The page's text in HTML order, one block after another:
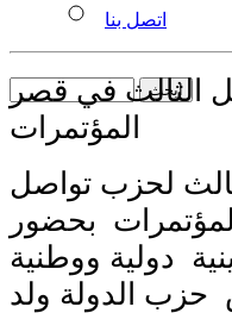
اتصل بنا
الثالث في قصر
المؤتمرات
لحزب تواصل
بحضور
دولية ووطنية
الدولة ولد